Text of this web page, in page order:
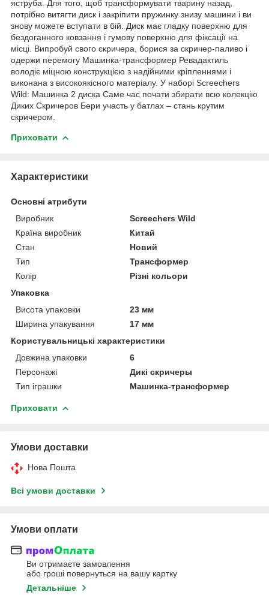
яструба. Для того, щоб трансформувати тварину назад,
потрібно витягти диск і закріпити пружинку знизу машини і ви
знову можете вступати в бій. Диск має гладку поверхню для
бездоганного ковзання і гумову поверхню для фіксації на
місці. Випробуй свого скричера, борися за скричер-паливо і
одержи перемогу Машинка-трансформер Ревадактиль
володіє міцною конструкцією з надійними кріпленнями і
виконана з високоякісного матеріалу. У наборі Screechers
Wild: Машинка 2 диска Саме час почати збирати всю колекцію
Диких Скричеров Бери участь у батлах – стань крутим
скричером.
Приховати
Характеристики
Основні атрибути
Виробник
Screechers Wild
Країна виробник
Китай
Стан
Новий
Тип
Трансформер
Колір
Різні кольори
Упаковка
Висота упаковки
23 мм
Ширина упакування
17 мм
Користувальницькі характеристики
Довжина упаковки
6
Персонажі
Дикі скричеры
Тип іграшки
Машинка-трансформер
Приховати
Умови доставки
Нова Пошта
Всі умови доставки
Умови оплати
Ви отримаєте замовлення
або гроші повернуться на вашу картку
Детальніше